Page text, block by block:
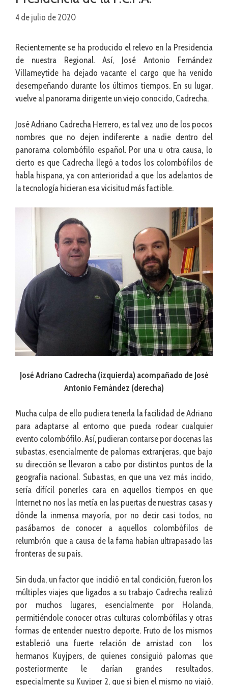
4 de julio de 2020
Recientemente se ha producido el relevo en la Presidencia
de nuestra Regional. Así, José Antonio Fernández
Villameytide ha dejado vacante el cargo que ha venido
desempeñando durante los últimos tiempos. En su lugar,
vuelve al panorama dirigente un viejo conocido, Cadrecha.
José Adriano Cadrecha Herrero, es tal vez uno de los pocos
nombres que no dejen indiferente a nadie dentro del
panorama colombófilo español. Por una u otra causa, lo
cierto es que Cadrecha llegó a todos los colombófilos de
habla hispana, ya con anterioridad a que los adelantos de
la tecnología hicieran esa vicisitud más factible.
José Adriano Cadrecha (izquierda) acompañado de José
Antonio Fernández (derecha)
Mucha culpa de ello pudiera tenerla la facilidad de Adriano
para adaptarse al entorno que pueda rodear cualquier
evento colombófilo. Así, pudieran contarse por docenas las
subastas, esencialmente de palomas extranjeras, que bajo
su dirección se llevaron a cabo por distintos puntos de la
geografía nacional. Subastas, en que una vez más incido,
sería difícil ponerles cara en aquellos tiempos en que
Internet no nos las metía en las puertas de nuestras casas y
dónde la inmensa mayoría, por no decir casi todos, no
pasábamos de conocer a aquellos colombófilos de
relumbrón que a causa de la fama habían ultrapasado las
fronteras de su país.
Sin duda, un factor que incidió en tal condición, fueron los
múltiples viajes que ligados a su trabajo Cadrecha realizó
por muchos lugares, esencialmente por Holanda,
permitiéndole conocer otras culturas colombófilas y otras
formas de entender nuestro deporte. Fruto de los mismos
estableció una fuerte relación de amistad con los
hermanos Kuyjpers, de quienes consiguió palomas que
posteriormente le darían grandes resultados,
especialmente su Kuyjper 2, que si bien el mismo no viajó,